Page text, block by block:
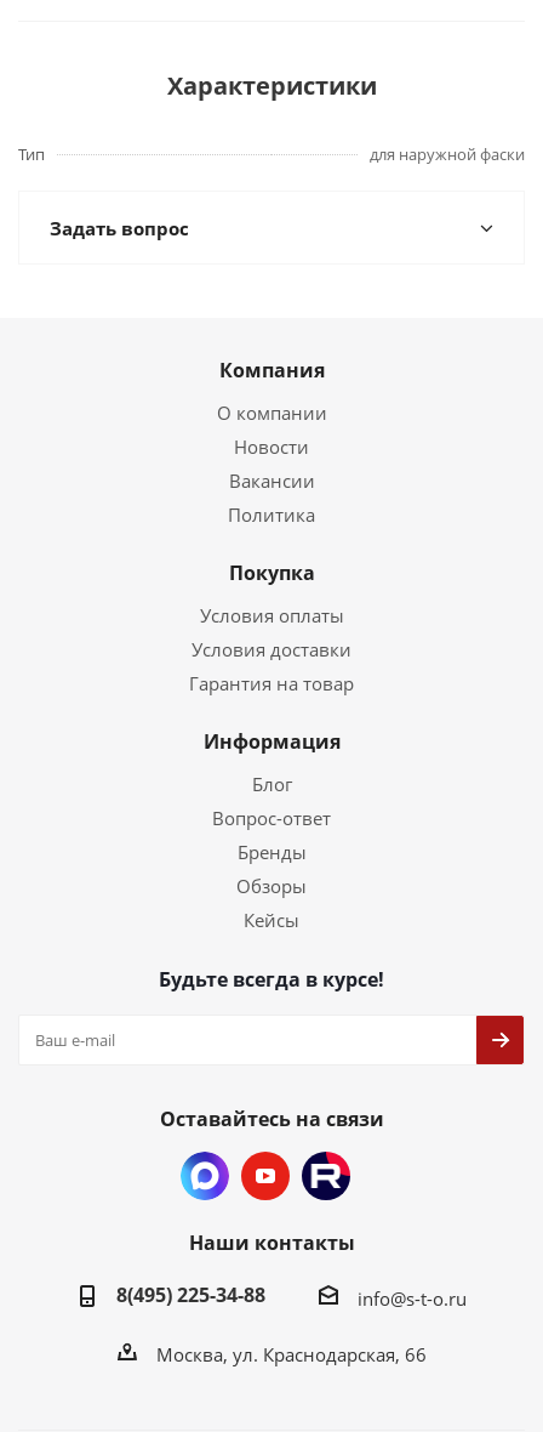
Характеристики
Тип для наружной фаски
Задать вопрос
Компания
О компании
Новости
Вакансии
Политика
Покупка
Условия оплаты
Условия доставки
Гарантия на товар
Информация
Блог
Вопрос-ответ
Бренды
Обзоры
Кейсы
Будьте всегда в курсе!
Оставайтесь на связи
Наши контакты
8(495) 225-34-88
info@s-t-o.ru
Москва, ул. Краснодарская, 66